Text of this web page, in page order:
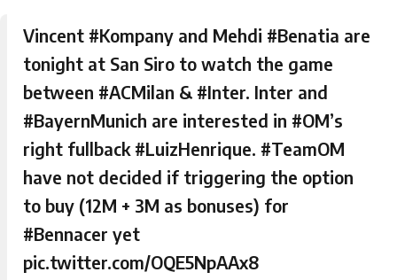
Vincent #Kompany and Mehdi #Benatia are
tonight at San Siro to watch the game
between #ACMilan & #Inter. Inter and
#BayernMunich are interested in #OM’s
right fullback #LuizHenrique. #TeamOM
have not decided if triggering the option
to buy (12M + 3M as bonuses) for
#Bennacer yet
pic.twitter.com/OQE5NpAAx8